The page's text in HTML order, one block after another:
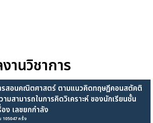
านวิชาการ
สอนคณิตศาสตร์ ตามแนวคิดทฤษฎีคอนสตัคติ
มสามารถในการคิดวิเคราะห์ ของนักเรียนชั้น
ง เลขยกกำลัง
105047 ครั้ง